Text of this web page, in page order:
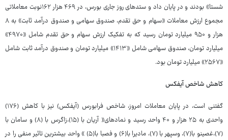
شستا» بودند و در پایان داد و ستدهای روز جاری بورس، در ۴۶۹ هزار ۱۶۲نوبت معاملاتی
مجموع ارزش معاملات «سهام و حق تقدم، صندوق سهامی و صندوق درآمد ثابت» به ۸
هزار و ۹۵۰ میلیارد تومان رسید که به تفکیک ارزش سهام و حق تقدم شامل «۴۹۷۰»
میلیارد تومان، صندوق سهامی شامل «۱۴۱۳» میلیارد تومان و صندوق درآمد ثابت شامل
«۲۵۶۷» میلیارد تومان بود.
کاهش شاخص آیفکس
گفتنی است، در پایان معاملات امروز، شاخص فرابورس (آیفکس) نیز با کاهش (۱۷۶)
واحدی به ۲۵ هزار و ۴۰ واحد رسید و نمادهای« آریان با (۱۵)،زاگرس با (۸) و سامان با
(۷)،غصینو با(۷)، وسپهر با (۷)، مادیرا با(۶) و فصبا با(۵) » واحد بیشترین تاثیر منفی را در